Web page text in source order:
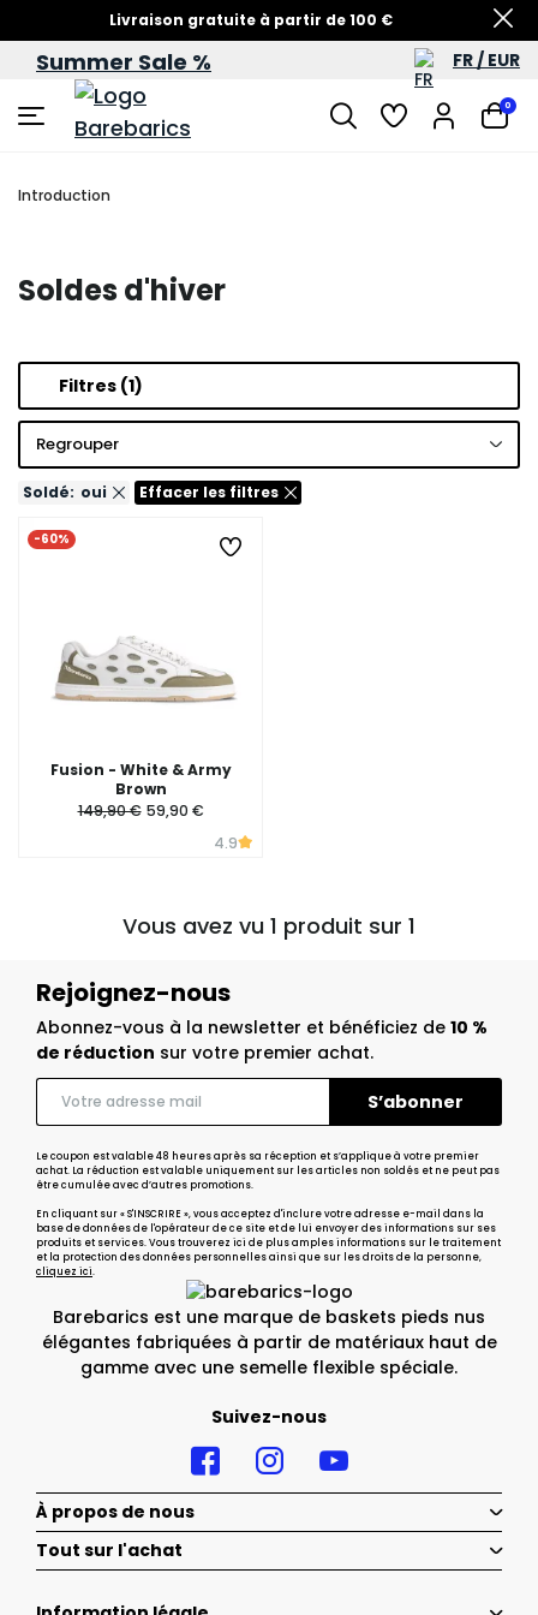
Livraison gratuite à partir de 100 €
Soldes d’été – jusqu’à -60 %
Summer Sale % FR / EUR
0
Introduction
Soldes d'hiver
Filtres (1)
Regrouper
Soldé: oui Effacer les filtres
-60%
Fusion - White & Army
Brown
149,90 € 59,90 €
4.9
Vous avez vu 1 produit sur 1
Barebarics est une marque de baskets pieds nus
élégantes fabriquées à partir de matériaux haut de
gamme avec une semelle flexible spéciale.
Suivez-nous
Rejoignez-nous
Abonnez-vous à la newsletter et bénéficiez de 10 %
de réduction sur votre premier achat.
Le coupon est valable 48 heures après sa réception et s’applique à votre premier
achat. La réduction est valable uniquement sur les articles non soldés et ne peut pas
être cumulée avec d’autres promotions.
En cliquant sur « S'INSCRIRE », vous acceptez d'inclure votre adresse e-mail dans la
base de données de l'opérateur de ce site et de lui envoyer des informations sur ses
produits et services. Vous trouverez ici de plus amples informations sur le traitement
et la protection des données personnelles ainsi que sur les droits de la personne,
cliquez ici.
À propos de nous
Tout sur l'achat